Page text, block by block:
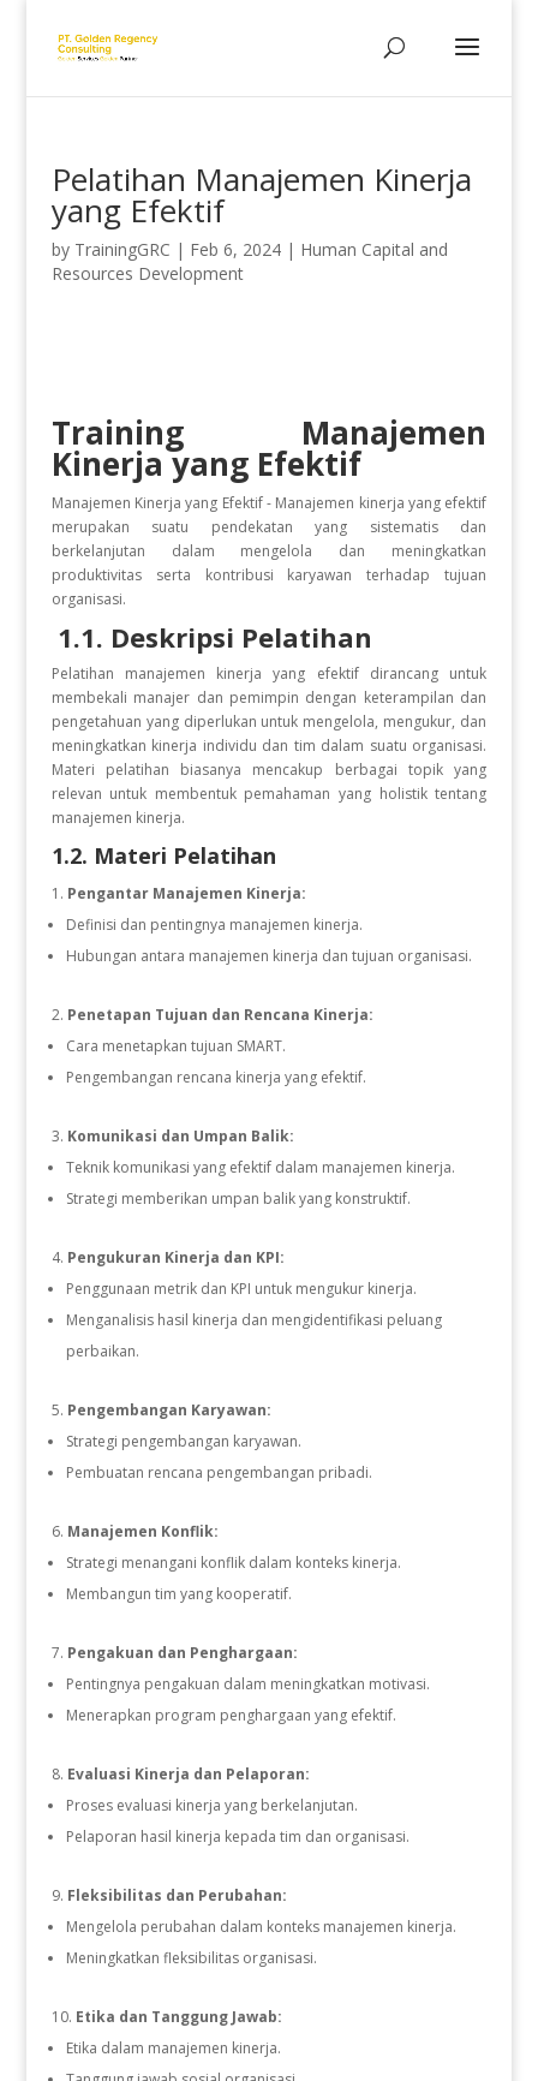
Pelatihan Manajemen Kinerja
yang Efektif
by TrainingGRC | Feb 6, 2024| Human Capital and
Resources Development
Training Manajemen
Kinerja yang Efektif
Manajemen Kinerja yang Efektif - Manajemen kinerja yang efektif
merupakan suatu pendekatan yang sistematis dan
berkelanjutan dalam mengelola dan meningkatkan
produktivitas serta kontribusi karyawan terhadap tujuan
organisasi.
1.1. Deskripsi Pelatihan
Pelatihan manajemen kinerja yang efektif dirancang untuk
membekali manajer dan pemimpin dengan keterampilan dan
pengetahuan yang diperlukan untuk mengelola, mengukur, dan
meningkatkan kinerja individu dan tim dalam suatu organisasi.
Materi pelatihan biasanya mencakup berbagai topik yang
relevan untuk membentuk pemahaman yang holistik tentang
manajemen kinerja.
1.2. Materi Pelatihan
Pengantar Manajemen Kinerja:
Definisi dan pentingnya manajemen kinerja.
Hubungan antara manajemen kinerja dan tujuan organisasi.
Penetapan Tujuan dan Rencana Kinerja:
Cara menetapkan tujuan SMART.
Pengembangan rencana kinerja yang efektif.
Komunikasi dan Umpan Balik:
Teknik komunikasi yang efektif dalam manajemen kinerja.
Strategi memberikan umpan balik yang konstruktif.
Pengukuran Kinerja dan KPI:
Penggunaan metrik dan KPI untuk mengukur kinerja.
Menganalisis hasil kinerja dan mengidentifikasi peluang
perbaikan.
Pengembangan Karyawan:
Strategi pengembangan karyawan.
Pembuatan rencana pengembangan pribadi.
Manajemen Konflik:
Strategi menangani konflik dalam konteks kinerja.
Membangun tim yang kooperatif.
Pengakuan dan Penghargaan:
Pentingnya pengakuan dalam meningkatkan motivasi.
Menerapkan program penghargaan yang efektif.
Evaluasi Kinerja dan Pelaporan:
Proses evaluasi kinerja yang berkelanjutan.
Pelaporan hasil kinerja kepada tim dan organisasi.
Fleksibilitas dan Perubahan:
Mengelola perubahan dalam konteks manajemen kinerja.
Meningkatkan fleksibilitas organisasi.
Etika dan Tanggung Jawab:
Etika dalam manajemen kinerja.